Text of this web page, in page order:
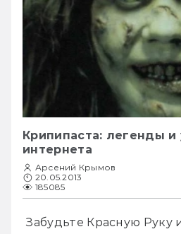
Крипипаста: легенды
интернета
Арсений Крымов
20.05.2013
185085